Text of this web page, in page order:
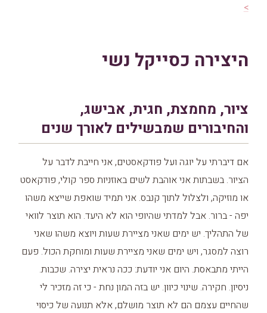
>
היצירה כסייקל נשי
ציור, מחמצת, חגית, אבישג,
והחיבורים שמבשילים לאורך שנים
אם דיברתי על יוגה ועל פודקאסטים, אני חייבת לדבר על
הציור. בשבתות אני אוהבת לשים באוזניות ספר קולי, פודקאסט
או מוזיקה, ולצלול לתוך קנבס. אני תמיד שואפת שייצא משהו
יפה - ברור. אבל למדתי שהיופי הוא לא היעד. הוא תוצר לוואי
של התהליך. יש ימים שאני מציירת שעות ויוצא משהו שאני
רוצה למסגר, ויש ימים שאני מציירת שעות ומוחקת הכול. פעם
הייתי מתבאסת. היום אני יודעת: ככה נראית יצירה. שכבות.
ניסיון. חקירה. שינוי כיוון. יש בזה המון נחת - כי זה מזכיר לי
שהחיים עצמם הם לא תוצר מושלם, אלא תנועה של כיסוי